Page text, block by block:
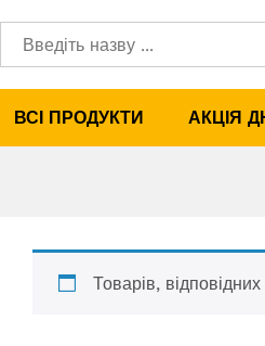
Категорії
ВСІ ПРОДУКТИ АКЦІЯ
Товарів,